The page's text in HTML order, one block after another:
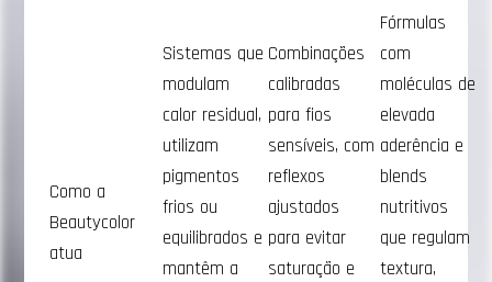
Como a
Beautycolor
atua
Sistemas que
modulam
calor residual,
utilizam
pigmentos
frios ou
equilibrados e
mantêm a
Combinações
calibradas
para fios
sensíveis, com
reflexos
ajustados
para evitar
saturação e
Fórmulas
com
moléculas de
elevada
aderência e
blends
nutritivos
que regulam
textura,